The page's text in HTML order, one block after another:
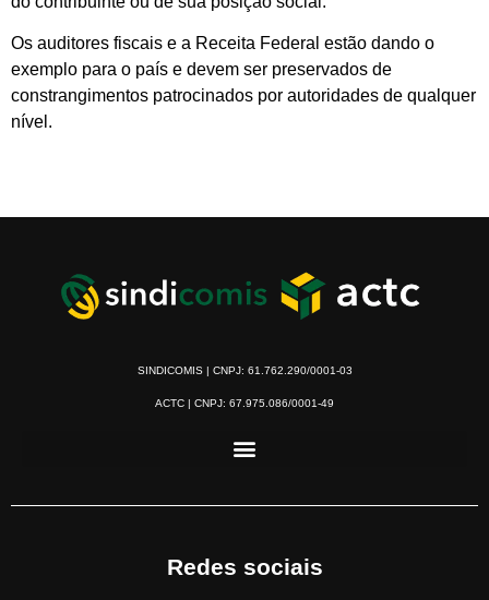
Os auditores fiscais e a Receita Federal estão dando o
exemplo para o país e devem ser preservados de
constrangimentos patrocinados por autoridades de qualquer
nível.
SINDICOMIS | CNPJ: 61.762.290/0001-03
ACTC | CNPJ: 67.975.086/0001-49
Redes sociais